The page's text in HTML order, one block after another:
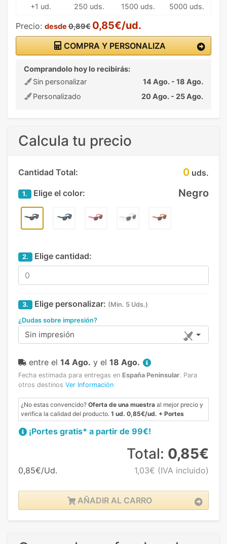
+1 ud. 250 uds. 1500 uds. 5000 uds.
Precio: desde 0,89€ 0,85€/ud.
COMPRA Y PERSONALIZA
Comprandolo hoy lo recibirás:
Sin personalizar
14 Ago. - 18 Ago.
Personalizado
20 Ago. - 25 Ago.
Calcula tu precio
Cantidad Total: 0 uds.
1. Elige el color: Negro
2. Elige cantidad:
3. Elige personalizar: (Min. 5 Uds.)
¿Dudas sobre impresión?
Sin impresión
entre el 14 Ago. y el 18 Ago.
Fecha estimada para entregas en España Peninsular. Para
otros destinos Ver Información
¿No estas convencido? Oferta de una muestra al mejor precio y
verifica la calidad del producto. 1 ud. 0,85€/ud. + Portes
¡Portes gratis* a partir de 99€!
0,85€/Ud.
Total: 0,85€
1,03€ (IVA incluido)
AÑADIR AL CARRO